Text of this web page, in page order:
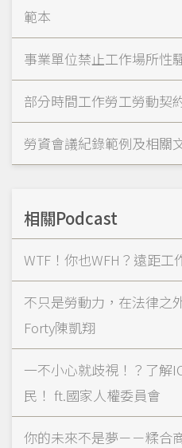
範本
事業單位禁止工作場所性
部分時間工作勞工勞動契
勞資會議紀錄範例及相關
相關Podcast
WTF！你也WFH？遠距工
不只是勞動力，在法律之
Forty陳凱翔
一不小心就歧視！？了解
民！ ft.國家人權委員會
你的未來不是夢－－糅合